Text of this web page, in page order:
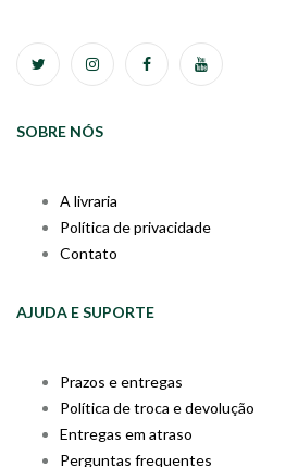
SOBRE NÓS
A livraria
Política de privacidade
Contato
AJUDA E SUPORTE
Prazos e entregas
Política de troca e devolução
Entregas em atraso
Perguntas frequentes